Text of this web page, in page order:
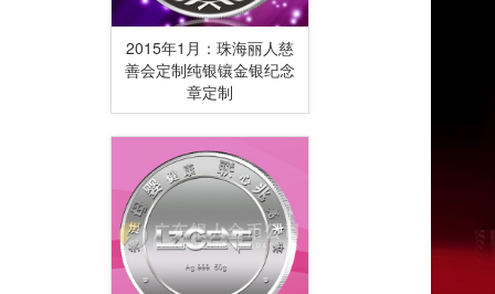
2015年1月：珠海丽人慈
善会定制纯银镶金银纪念
章定制